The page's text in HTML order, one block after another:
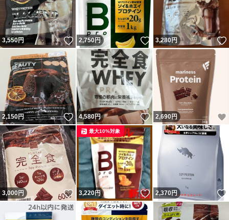
3,550円 いいね！
2,750円 いいね！
3,280円
2,150円 いいね！
4,580円 いいね！
2,690円
3,000円 いいね！
3,220円 いいね！
最大10%対象
2,370円